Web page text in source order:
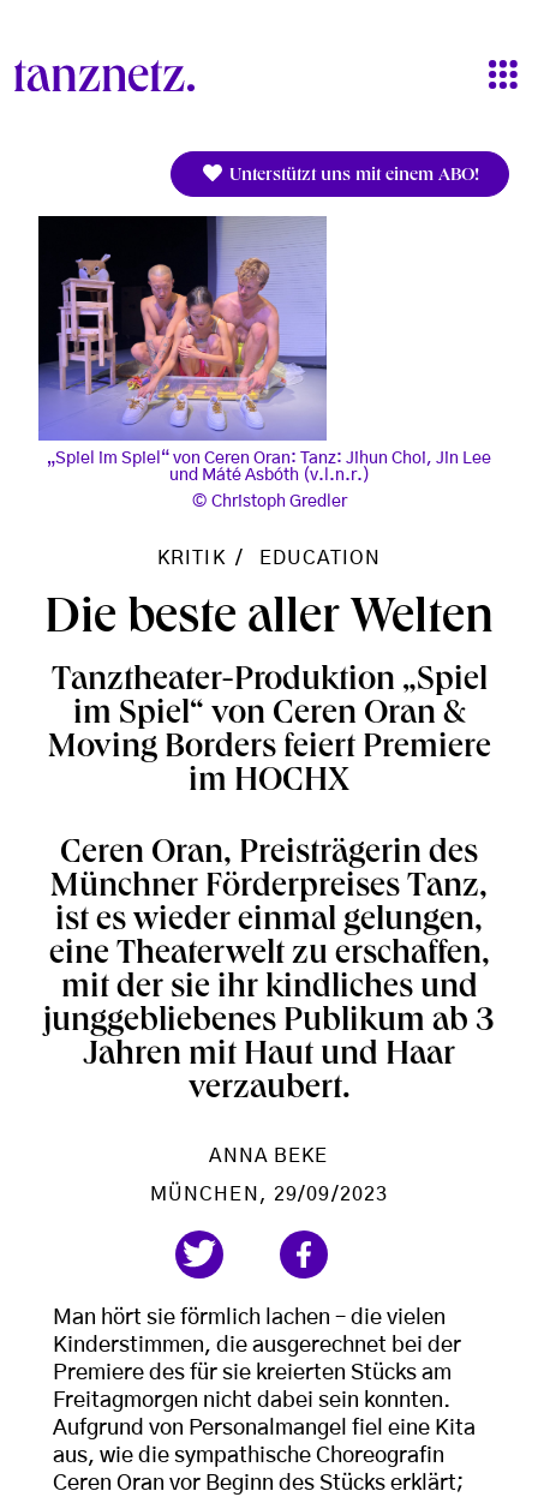
Unterstützt uns mit einem ABO!
„Spiel im Spiel“ von Ceren Oran: Tanz: Jihun Choi, Jin Lee
und Máté Asbóth (v.l.n.r.)
Christoph Gredler
KRITIK EDUCATION
Die beste aller Welten
Tanztheater-Produktion „Spiel
im Spiel“ von Ceren Oran &
Moving Borders feiert Premiere
im HOCHX
Ceren Oran, Preisträgerin des
Münchner Förderpreises Tanz,
ist es wieder einmal gelungen,
eine Theaterwelt zu erschaffen,
mit der sie ihr kindliches und
junggebliebenes Publikum ab 3
Jahren mit Haut und Haar
verzaubert.
ANNA BEKE
MÜNCHEN , 29/09/2023
Man hört sie förmlich lachen – die vielen
Kinderstimmen, die ausgerechnet bei der
Premiere des für sie kreierten Stücks am
Freitagmorgen nicht dabei sein konnten.
Aufgrund von Personalmangel fiel eine Kita
aus, wie die sympathische Choreografin
Ceren Oran vor Beginn des Stücks erklärt;